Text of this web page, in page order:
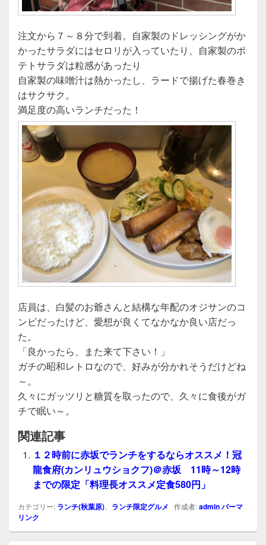
注文から７～８分で到着。自家製のドレッシングがか
かったサラダにはセロリが入っていたり、自家製のポ
テトサラダは粒感があったり
自家製の味噌汁は熱かったし、ラードで揚げた春巻き
はサクサク。
満足度の高いランチだった！
店員は、白髪のお爺さんと結構な年配のオジサンのコ
ンビだったけど、愛想が良くてなかなか良い店だっ
た。
「良かったら、また来て下さい！」
ガチの昭和レトロなので、好みが分かれそうだけどね
～。
久々にガッツリと糖質を取ったので、久々に食後がガ
チで眠い～。
関連記事
１２時前に赤坂でランチをするならオススメ！冠
龍食府(カンリュウショクフ)＠赤坂 11時～12時
までの限定「料理長オススメ定食580円」
カテゴリー: ランチ(秋葉原) ランチ限定グルメ 作成者:adminパーマ
リンク